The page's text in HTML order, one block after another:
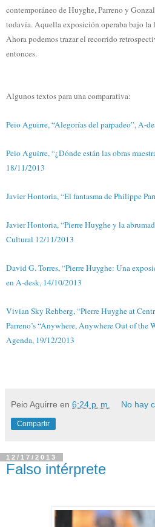
contemporáneo de Huyghe, Parreno y
todavía. Aquella exposición operaba bajo la
Ahora podemos trazar el recorrido
entonces.
Algunos textos para una comparativa:
Peio Aguirre, “Alegorías del parpadeo”, A-
Peio Aguirre, “¿Dónde están las obras
18/11/2013
Javier Hontoria, “El fantasma de Philippe
Javier Hontoria, “Pierre Huyghe y la
Cultural 12/11/2013
David G. Torres, “Pierre Huyghe: Una
en A-desk, 14/10/2013
Vivian Sky Rehberg, “Pierre Huyghe at
Parreno’s “Anywhere, Anywhere Out of the
Agenda, 19/12/2013
Peio Aguirre en 6:24 p. m. No hay
Compartir
12/17/2013
Falso intérprete